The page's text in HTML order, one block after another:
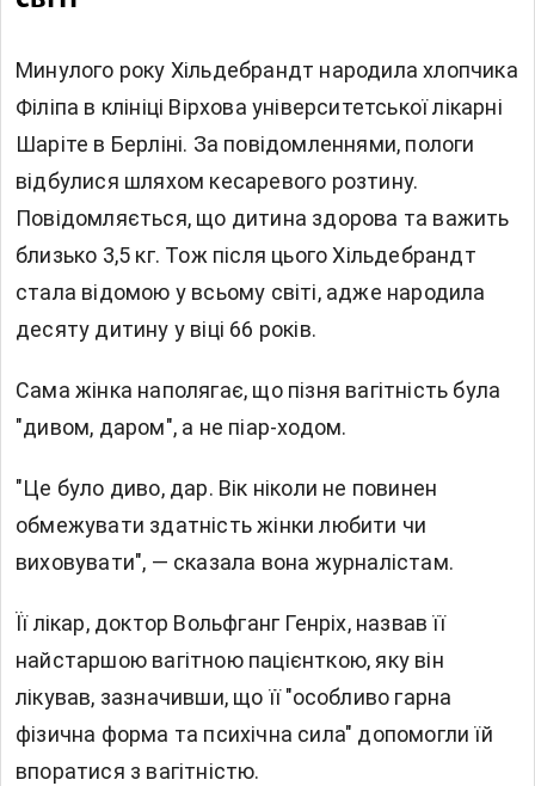
Минулого року Хільдебрандт народила хлопчика
Філіпа в клініці Вірхова університетської лікарні
Шаріте в Берліні. За повідомленнями, пологи
відбулися шляхом кесаревого розтину.
Повідомляється, що дитина здорова та важить
близько 3,5 кг. Тож після цього Хільдебрандт
стала відомою у ​​всьому світі, адже народила
десяту дитину у віці 66 років.
Сама жінка наполягає, що пізня вагітність була
"дивом, даром", а не піар-ходом.
"Це було диво, дар. Вік ніколи не повинен
обмежувати здатність жінки любити чи
виховувати", — сказала вона журналістам.
Її лікар, доктор Вольфганг Генріх, назвав її
найстаршою вагітною пацієнткою, яку він
лікував, зазначивши, що її "особливо гарна
фізична форма та психічна сила" допомогли їй
впоратися з вагітністю.